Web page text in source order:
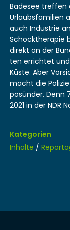
Bade­see tre­f­fen
Urlaub­s­fam­i­lien
auch Indus­trie
Schock­ther­a­pie
direkt an der
ten errichtet
Küste. Aber
macht die
posün­der. Denn
2021 in der NDR
Kategorien
Inhalte /